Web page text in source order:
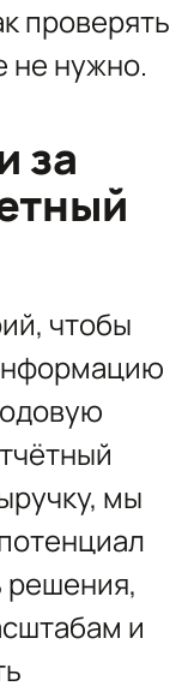
проверять
не нужно.
за
чтобы
мы
решения,
и